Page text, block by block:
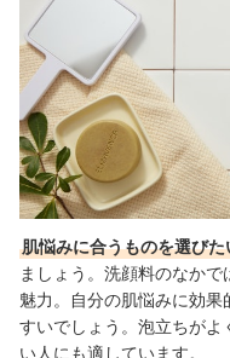
肌悩みに合うものを選び
ましょう。洗顔料のなか
魅力。自分の肌悩みに効
すいでしょう。泡立ちがよ
い人にも適しています。